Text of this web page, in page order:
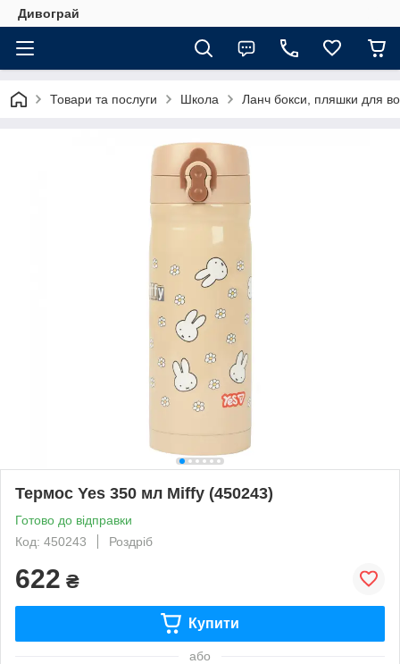
Дивограй
Товари та послуги Школа Ланч бокси, пляшки для
Термос Yes 350 мл Miffy (450243)
Готово до відправки
Код: 450243
Роздріб
622 ₴
Купити
або